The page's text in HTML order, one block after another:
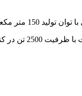
جهاد بتن با